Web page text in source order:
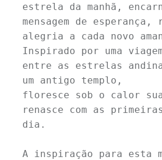
estrela da manhã,
mensagem de
alegria a cada novo
Inspirado por uma
entre as estrelas
um antigo templo,
floresce sob o calor
renasce com as
dia.
A inspiração para esta